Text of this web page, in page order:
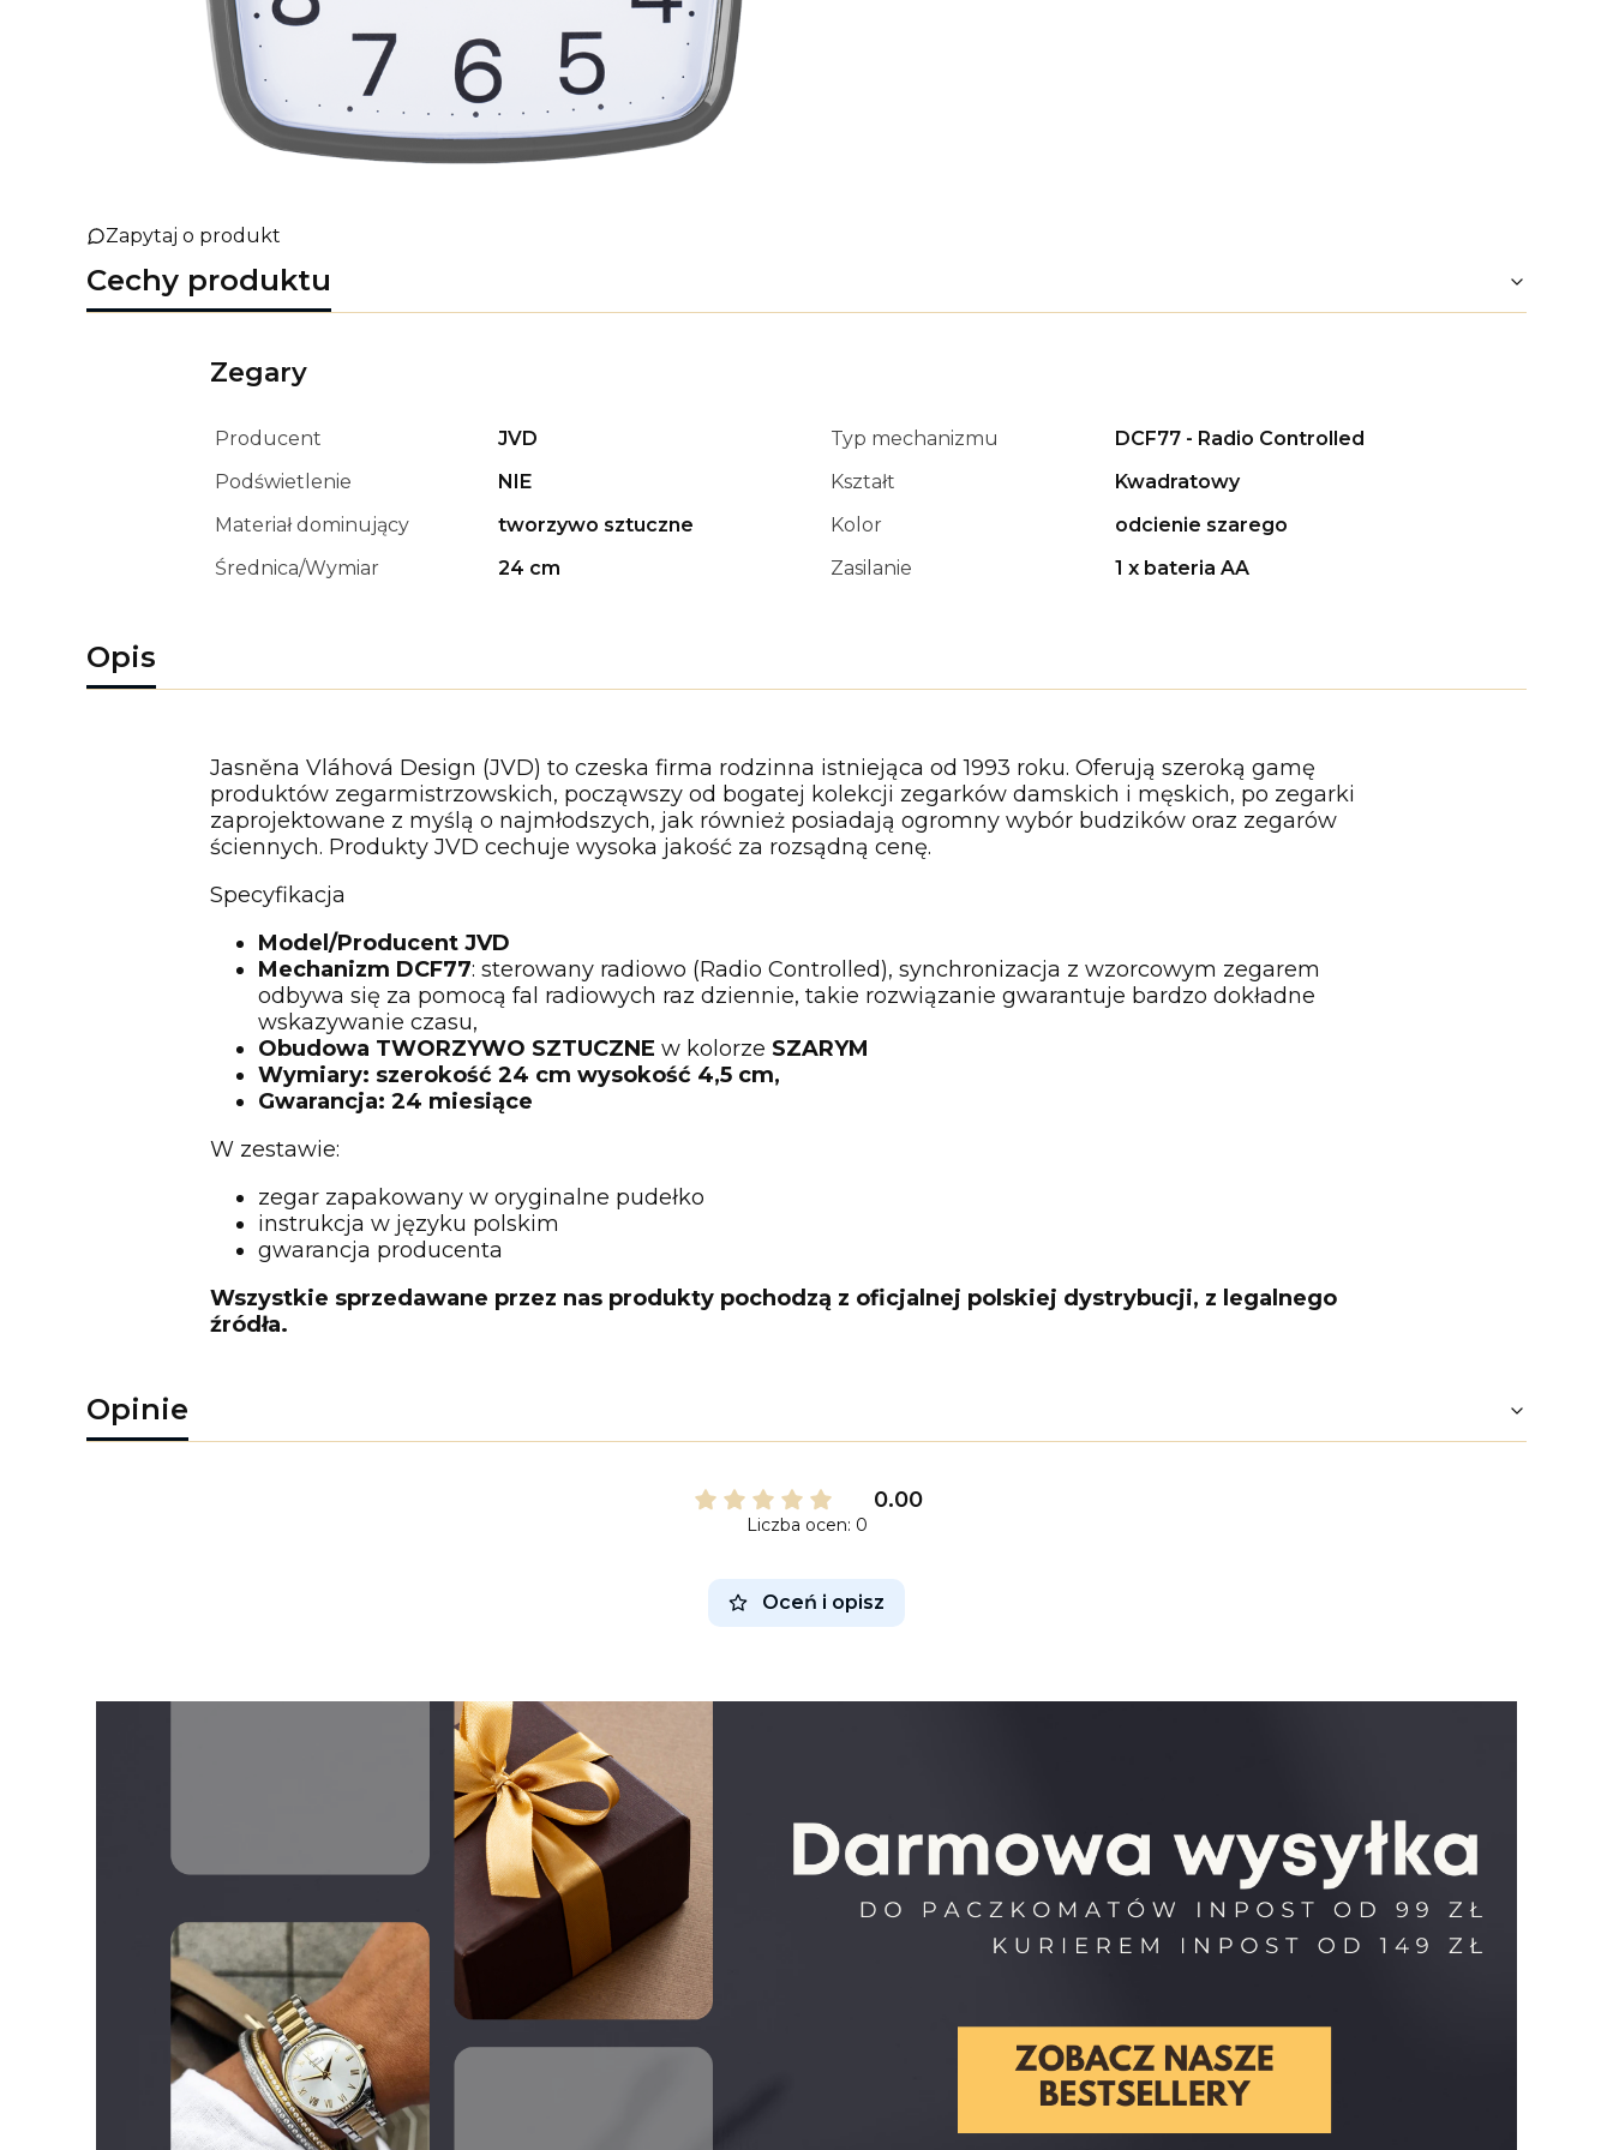
Zapytaj o produkt
Cechy produktu
Zegary
Producent JVD Typ mechanizmu
DCF77 - Radio Controlled
Podświetlenie
NIE Kształt
Kwadratowy
Materiał dominujący
tworzywo sztuczne Kolor
odcienie szarego
Średnica/Wymiar
24 cm Zasilanie 1 x bateria AA
Opis
Jasněna Vláhová Design (JVD) to czeska firma rodzinna istniejąca od 1993 roku. Oferują szeroką gamę
produktów zegarmistrzowskich, począwszy od bogatej kolekcji zegarków damskich i męskich, po zegarki
zaprojektowane z myślą o najmłodszych, jak również posiadają ogromny wybór budzików oraz zegarów
ściennych. Produkty JVD cechuje wysoka jakość za rozsądną cenę.
Specyfikacja
Model/Producent JVD
Mechanizm DCF77: sterowany radiowo (Radio Controlled), synchronizacja z wzorcowym zegarem
odbywa się za pomocą fal radiowych raz dziennie, takie rozwiązanie gwarantuje bardzo dokładne
wskazywanie czasu,
Obudowa TWORZYWO SZTUCZNE w kolorze SZARYM
Wymiary: szerokość 24 cm wysokość 4,5 cm,
Gwarancja: 24 miesiące
W zestawie:
zegar zapakowany w oryginalne pudełko
instrukcja w języku polskim
gwarancja producenta
Wszystkie sprzedawane przez nas produkty pochodzą z oficjalnej polskiej dystrybucji, z legalnego
źródła.
Opinie
0.00
Liczba ocen: 0
Oceń i opisz